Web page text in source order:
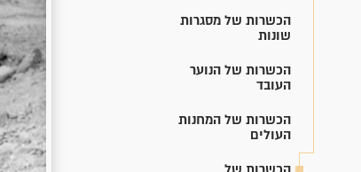
הכשרות של מסגרות
שונות
הכשרות של הנוער
העובד
הכשרות של המחנות
העולים